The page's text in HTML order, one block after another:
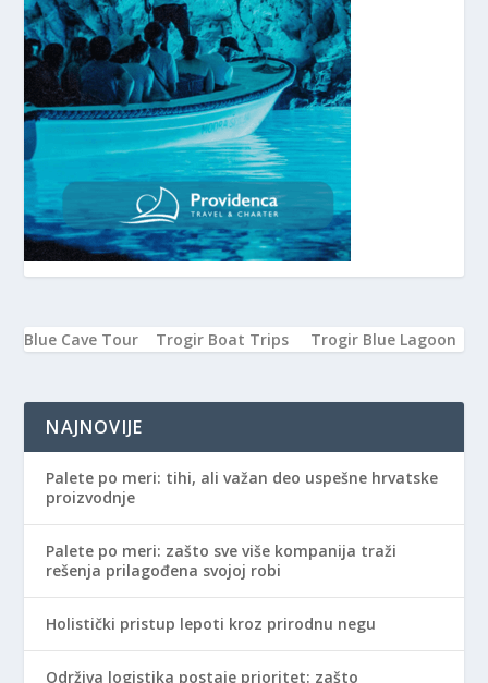
Blue Cave Tour Trogir Boat Trips Trogir Blue Lagoon
NAJNOVIJE
Palete po meri: tihi, ali važan deo uspešne hrvatske
proizvodnje
Palete po meri: zašto sve više kompanija traži
rešenja prilagođena svojoj robi
Holistički pristup lepoti kroz prirodnu negu
Održiva logistika postaje prioritet: zašto